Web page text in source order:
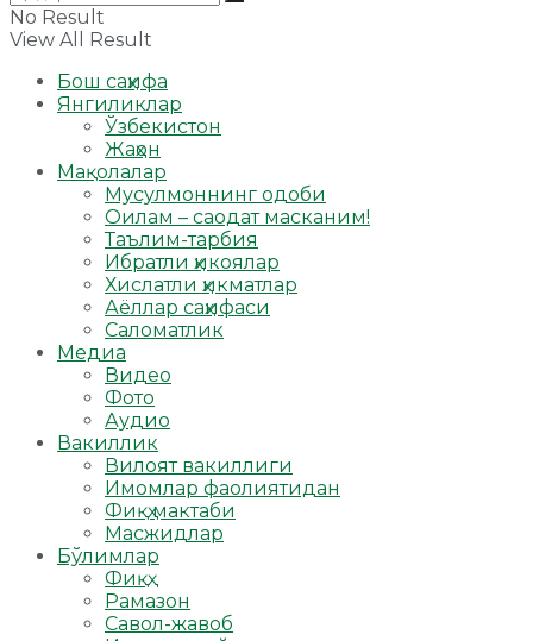
No Result
View All Result
Бош саҳифа
Янгиликлар
Ўзбекистон
Жаҳон
Мақолалар
Мусулмоннинг одоби
Оилам – саодат масканим!
Таълим-тарбия
Ибратли ҳикоялар
Хислатли ҳикматлар
Аёллар саҳифаси
Саломатлик
Медиа
Видео
Фото
Аудио
Вакиллик
Вилоят вакиллиги
Имомлар фаолиятидан
Фиқҳ мактаби
Масжидлар
Бўлимлар
Фиқҳ
Рамазон
Савол-жавоб